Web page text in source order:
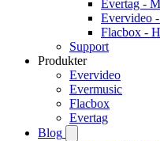
Evertag -
Evervideo
Flacbox -
Support
Produkter
Evervideo
Evermusic
Flacbox
Evertag
Blog